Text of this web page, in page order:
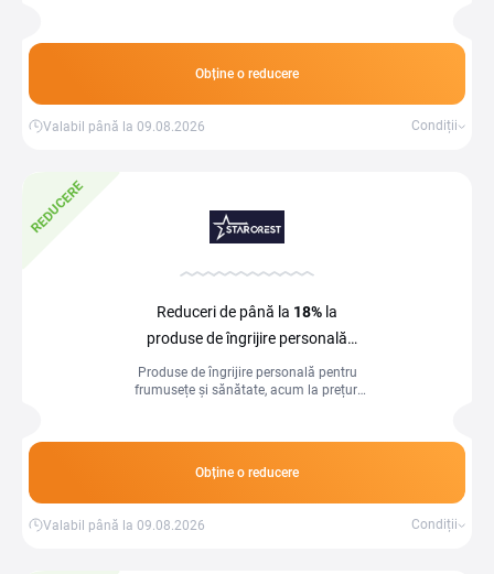
Obține o reducere
Valabil până la 09.08.2026 Condiții
REDUCERE
Reduceri de până la 18% la
produse de îngrijire personală
la Starcrest
Produse de îngrijire personală pentru
frumusețe și sănătate, acum la prețuri
Obține o reducere
Valabil până la 09.08.2026 Condiții